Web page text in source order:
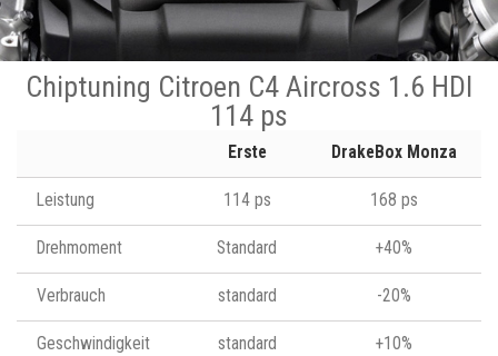
Chiptuning Citroen C4 Aircross 1.6 HDI
114 ps
Erste DrakeBox Monza
Leistung 114 ps 168 ps
Drehmoment Standard +40%
Verbrauch standard -20%
Geschwindigkeit standard +10%